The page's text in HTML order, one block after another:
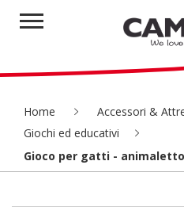
Home
Accessori &
Giochi ed educativi
Gioco per gatti -